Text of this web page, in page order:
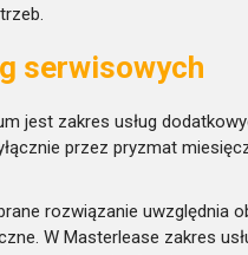
serwisowych
jest zakres usług
przez pryzmat
rozwiązanie uwzględnia
W Masterlease zakres